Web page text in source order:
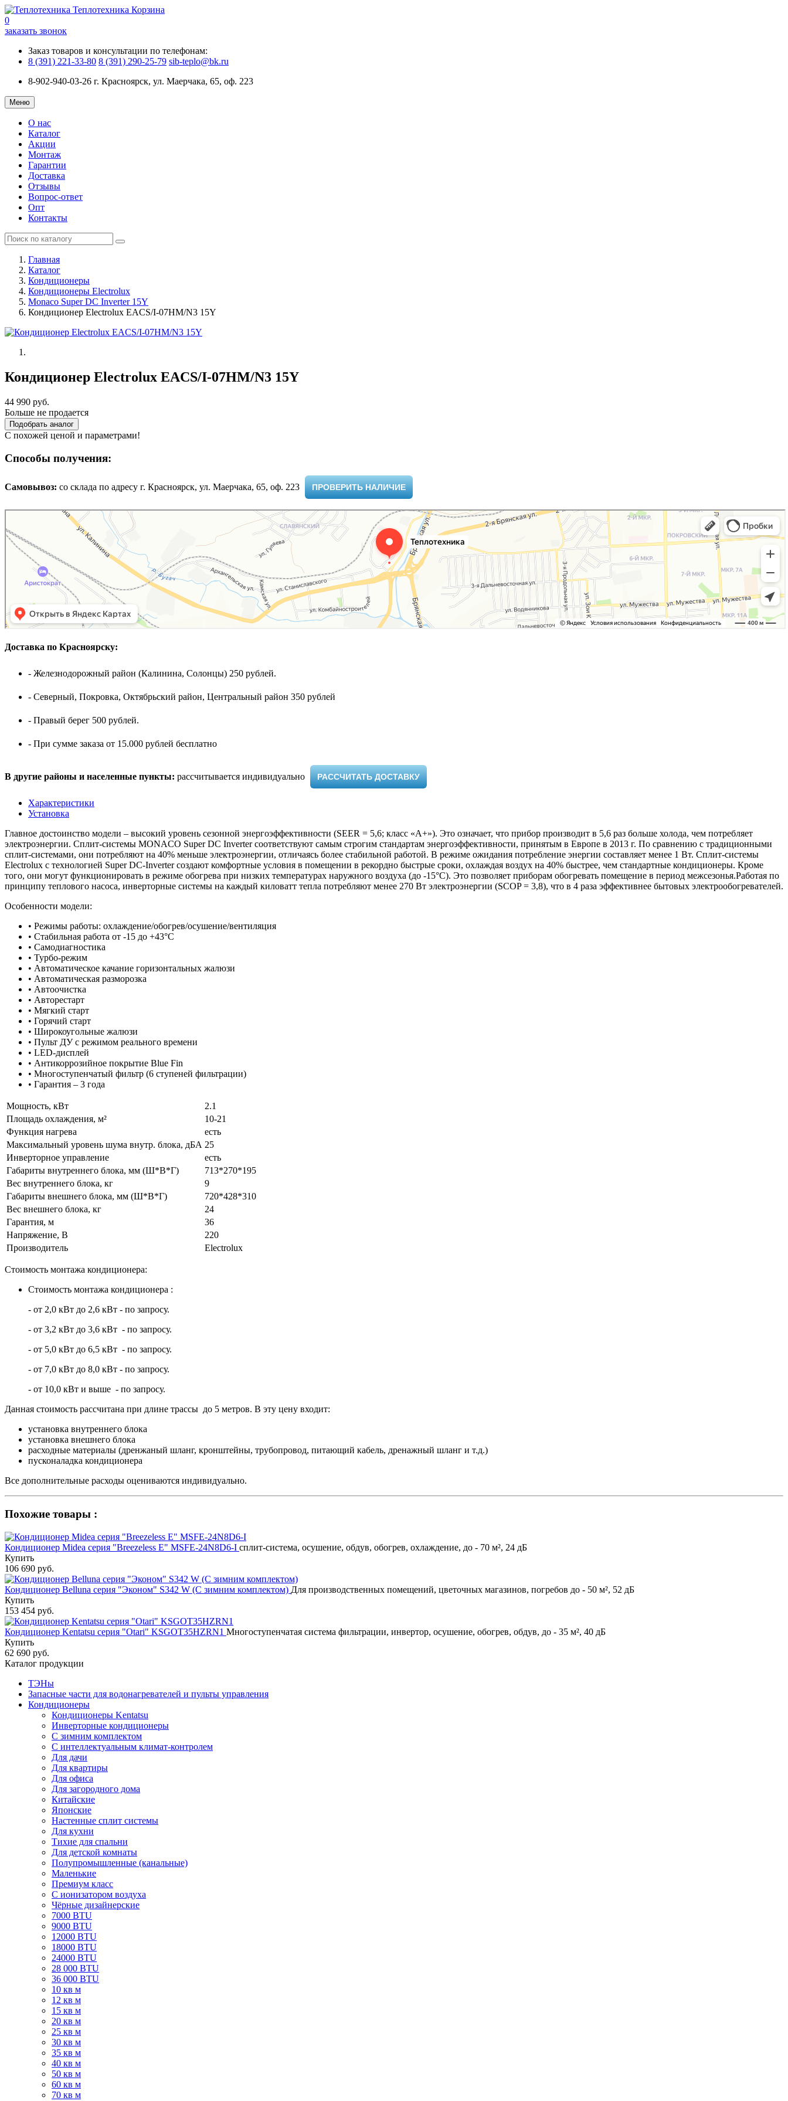
Теплотехника Корзина
0
заказать звонок
Заказ товаров и консультации по телефонам:
8 (391) 221-33-80 8 (391) 290-25-79 sib-teplo@bk.ru
8-902-940-03-26 г. Красноярск, ул. Маерчака, 65, оф. 223
Меню
О нас
Каталог
Акции
Монтаж
Гарантии
Доставка
Отзывы
Вопрос-ответ
Опт
Контакты
Главная
Каталог
Кондиционеры
Кондиционеры Electrolux
Monaco Super DC Inverter 15Y
Кондиционер Electrolux EACS/I-07HM/N3 15Y
Кондиционер Electrolux EACS/I-07HM/N3 15Y
44 990 руб.
Больше не продается
Подобрать аналог
С похожей ценой и параметрами!
Способы получения:
Самовывоз: cо склада по адресу г. Красноярск, ул. Маерчака, 65, оф. 223 ​ ПРОВЕРИТЬ НАЛИЧИЕ
Доставка по Красноярску:
- Железнодорожный район (Калинина, Солонцы) 250 рублей.
- Северный, Покровка, Октябрьский район, Центральный район 350 рублей
- Правый берег 500 рублей.
- При сумме заказа от 15.000 рублей бесплатно
В другие районы и населенные пункты: рассчитывается индивидуально ​ РАССЧИТАТЬ ДОСТАВКУ
Характеристики
Установка
Главное достоинство модели – высокий уровень сезонной энергоэффективности (SEER = 5,6; класс «А+»). Это означает, что прибор производит в 5,6 раз больше холода, чем потребляет
электроэнергии. Сплит-системы MONACO Super DC Inverter соответствуют самым строгим стандартам энергоэффективности, принятым в Европе в 2013 г. По сравнению с традиционными
сплит-системами, они потребляют на 40% меньше электроэнергии, отличаясь более стабильной работой. В режиме ожидания потребление энергии составляет менее 1 Вт. Сплит-системы
Eleсtrolux с технологией Super DC-Inverter создают комфортные условия в помещении в рекордно быстрые сроки, охлаждая воздух на 40% быстрее, чем стандартные кондиционеры. Кроме
того, они могут функционировать в режиме обогрева при низких температурах наружного воздуха (до -15°С). Это позволяет приборам обогревать помещение в период межсезонья.Работая по
принципу теплового насоса, инверторные системы на каждый киловатт тепла потребляют менее 270 Вт электроэнергии (SCOP = 3,8), что в 4 раза эффективнее бытовых электрообогревателей.
Особенности модели:
• Режимы работы: охлаждение/обогрев/осушение/вентиляция
• Стабильная работа от -15 до +43°C
• Самодиагностика
• Турбо-режим
• Автоматическое качание горизонтальных жалюзи
• Автоматическая разморозка
• Автоочистка
• Авторестарт
• Мягкий старт
• Горячий старт
• Широкоугольные жалюзи
• Пульт ДУ с режимом реального времени
• LED-дисплей
• Антикоррозийное покрытие Blue Fin
• Многоступенчатый фильтр (6 ступеней фильтрации)
• Гарантия – 3 года
Мощность, кВт
2.1
Площадь охлаждения, м²
10-21
Функция нагрева
есть
Максимальный уровень шума внутр. блока, дБА 25
Инверторное управление
есть
Габариты внутреннего блока, мм (Ш*В*Г)
713*270*195
Вес внутреннего блока, кг
9
Габариты внешнего блока, мм (Ш*В*Г)
720*428*310
Вес внешнего блока, кг
24
Гарантия, м
36
Напряжение, В
220
Производитель
Electrolux
Стоимость монтажа кондиционера:
Стоимость монтажа кондиционера :
- от 2,0 кВт до 2,6 кВт - по запросу.
- от 3,2 кВт до 3,6 кВт - по запросу.
- от 5,0 кВт до 6,5 кВт - по запросу.
- от 7,0 кВт до 8,0 кВт - по запросу.
- от 10,0 кВт и выше - по запросу.
Данная стоимость рассчитана при длине трассы до 5 метров. В эту цену входит:
установка внутреннего блока
установка внешнего блока
расходные материалы (дренжаный шланг, кронштейны, трубопровод, питающий кабель, дренажный шланг и т.д.)
пусконаладка кондиционера
Все дополнительные расходы оцениваются индивидуально.
Похожие товары :
Кондиционер Midea серия "Breezeless E" MSFE-24N8D6-I сплит-система, осушение, обдув, обогрев, охлаждение, до - 70 м², 24 дБ
Купить
106 690 руб.
Кондиционер Belluna серия "Эконом" S342 W (С зимним комплектом) Для производственных помещений, цветочных магазинов, погребов до - 50 м², 52 дБ
Купить
153 454 руб.
Кондиционер Kentatsu серия "Otari" KSGOT35HZRN1 Многоступенчатая система фильтрации, инвертор, осушение, обогрев, обдув, до - 35 м², 40 дБ
Купить
62 690 руб.
Каталог продукции
ТЭНы
Запасные части для водонагревателей и пульты управления
Кондиционеры
Кондиционеры Kentatsu
Инверторные кондиционеры
С зимним комплектом
С интеллектуальным климат-контролем
Для дачи
Для квартиры
Для офиса
Для загородного дома
Китайские
Японские
Настенные сплит системы
Для кухни
Тихие для спальни
Для детской комнаты
Полупромышленные (канальные)
Маленькие
Премиум класс
C ионизатором воздуха
Чёрные дизайнерские
7000 BTU
9000 BTU
12000 BTU
18000 BTU
24000 BTU
28 000 BTU
36 000 BTU
10 кв м
12 кв м
15 кв м
20 кв м
25 кв м
30 кв м
35 кв м
40 кв м
50 кв м
60 кв м
70 кв м